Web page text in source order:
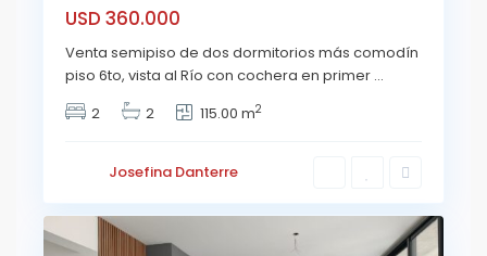
USD 360.000
Venta semipiso de dos dormitorios más comodín
piso 6to, vista al Río con cochera en primer ...
2
2 115.00 m2
Josefina Danterre